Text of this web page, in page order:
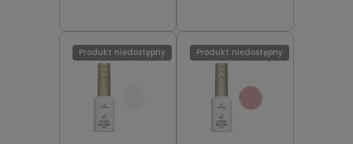
Produkt niedostępny Produkt niedostępny